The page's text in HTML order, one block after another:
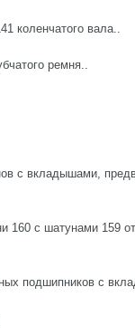
коленчатого вала..
ремня..
с вкладышами,
160 с шатунами 159
подшипников с